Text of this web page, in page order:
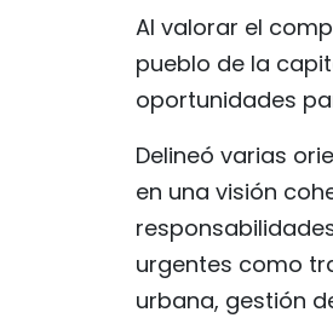
Al valorar el
pueblo de la
oportunidades
Delineó varias
en una visión
urgentes como
urbana, gestión